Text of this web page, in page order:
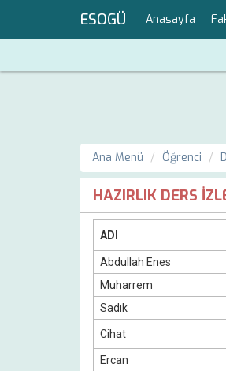
ESOGÜ Anasayfa
Ana Menü Öğrenci
HAZIRLIK DERS
ADI
Abdullah Enes
Muharrem
Sadık
Cihat
Ercan